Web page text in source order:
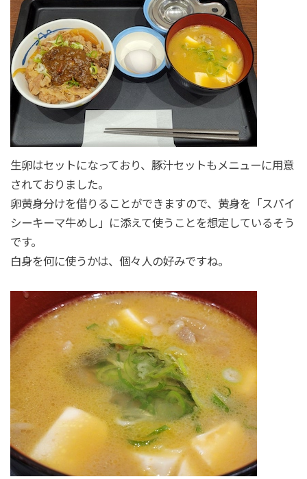
生卵はセットになっており、豚汁セットもメニューに用意
されておりました。
卵黄身分けを借りることができますので、黄身を「スパイ
シーキーマ牛めし」に添えて使うことを想定しているそう
です。
白身を何に使うかは、個々人の好みですね。